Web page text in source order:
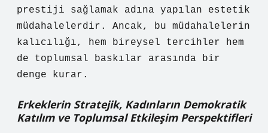
prestiji sağlamak adına yapılan estetik
müdahalelerdir. Ancak, bu müdahalelerin
kalıcılığı, hem bireysel tercihler hem
de toplumsal baskılar arasında bir
denge kurar.
Erkeklerin Stratejik, Kadınların Demokratik
Katılım ve Toplumsal Etkileşim Perspektifleri